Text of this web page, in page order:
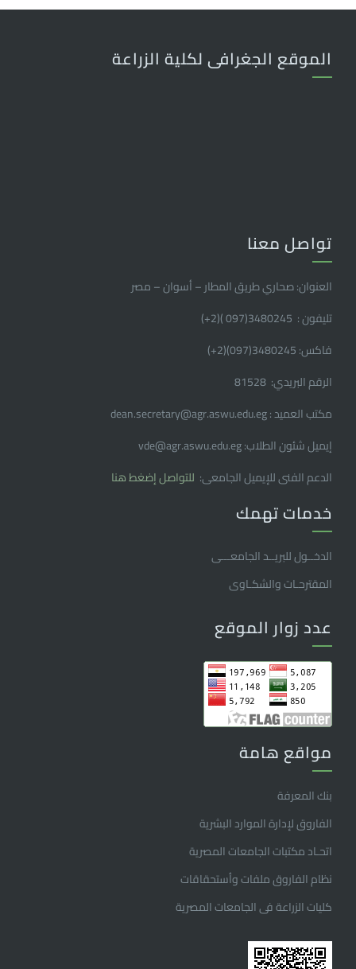
الموقع الجغرافى لكلية الزراعة
تواصل معنا
العنوان: صحاري طريق المطار – أسوان – مصر
تليفون : 3480245(097 )(2
+
)
فاكس: 3480245(097)(2
+
)
الرقم البريدي: 81528
مكتب العميد : dean.secretary@agr.aswu.edu.eg
إيميل شئون الطلاب: vde@agr.aswu.edu.eg
الدعم الفنى للإيميل الجامعى: للتواصل إضغط هنا
خدمات تهمك
الدخــول للبريــد الجامعـــى
المقترحـات والشكـاوى
عدد زوار الموقع
مواقع هامة
بنك المعرفة
الفاروق ﻹدارة الموارد البشرية
اتحـاد مكتبات الجامعات المصرية
نظام الفاروق ملفات وأستحقاقات
كليات الزراعة فى الجامعات المصرية